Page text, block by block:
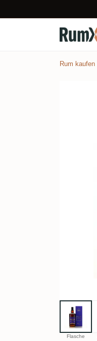
Rum kaufen
Flasche